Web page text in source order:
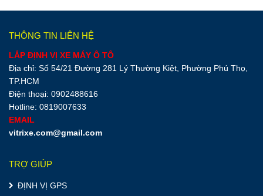
THÔNG TIN LIÊN HỆ
LẮP ĐỊNH VỊ XE MÁY Ô TÔ
Địa chỉ: Số 54/21 Đường 281 Lý Thường Kiệt, Phường Phú Thọ,
TP.HCM
Điện thoại: 0902488616
Hotline: 0819007633
EMAIL
vitrixe.com@gmail.com
TRỢ GIÚP
ĐỊNH VỊ GPS